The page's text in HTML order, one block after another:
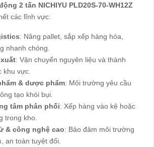
2 tấn NICHIYU PLD20S-70-WH12Z
các lĩnh vực:
: Nâng pallet, sắp xếp hàng hóa,
nhanh chóng.
: Vận chuyển nguyên liệu và thành
khu vực.
& dược phẩm: Môi trường yêu cầu
tạo khói bụi.
tâm phân phối: Xếp hàng vào kệ hoặc
trong kho.
& công nghệ cao: Bảo đảm môi trường
an toàn tuyệt đối.